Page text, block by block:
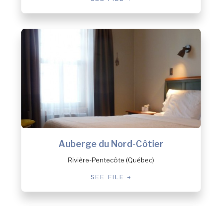
Auberge du Nord-Côtier
Rivière-Pentecôte (Québec)
SEE FILE